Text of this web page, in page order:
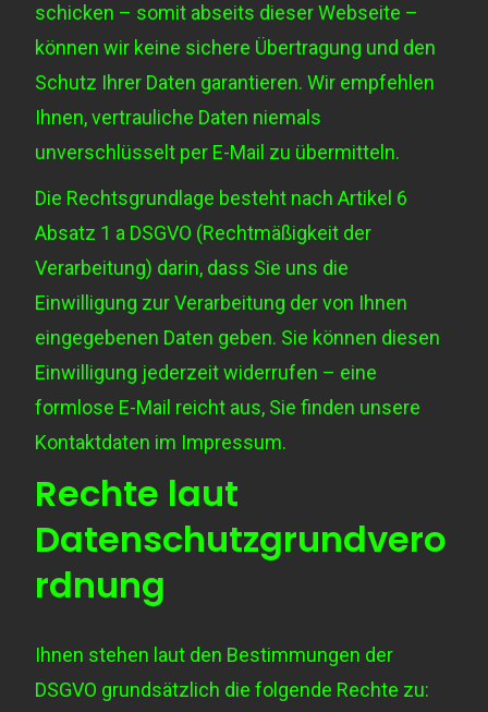
schicken – somit abseits dieser Webseite –
können wir keine sichere Übertragung und den
Schutz Ihrer Daten garantieren. Wir empfehlen
Ihnen, vertrauliche Daten niemals
unverschlüsselt per E-Mail zu übermitteln.
Die Rechtsgrundlage besteht nach Artikel 6
Absatz 1 a DSGVO (Rechtmäßigkeit der
Verarbeitung) darin, dass Sie uns die
Einwilligung zur Verarbeitung der von Ihnen
eingegebenen Daten geben. Sie können diesen
Einwilligung jederzeit widerrufen – eine
formlose E-Mail reicht aus, Sie finden unsere
Kontaktdaten im Impressum.
Rechte laut
Datenschutzgrundvero
rdnung
Ihnen stehen laut den Bestimmungen der
DSGVO grundsätzlich die folgende Rechte zu: